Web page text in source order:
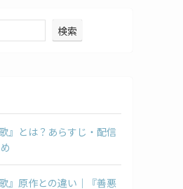
検索
』とは？あらすじ・配信
』原作との違い｜『善悪